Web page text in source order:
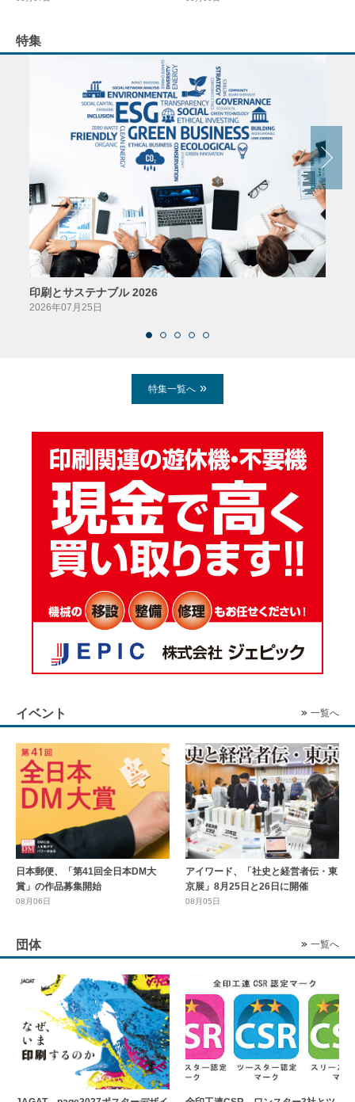
特集
印刷とサステナブル 2026
2026年07月25日
特集一覧へ
イベント 一覧へ
日本郵便、「第41回全日本DM大
賞」の作品募集開始
08月06日
アイワード、「社史と経営者伝・東
京展」8月25日と26日に開催
08月05日
団体 一覧へ